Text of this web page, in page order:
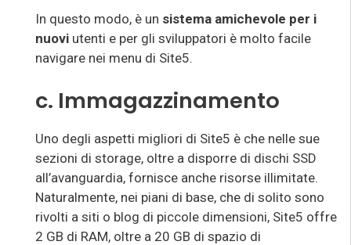
In questo modo, è un sistema amichevole per i
nuovi utenti e per gli sviluppatori è molto facile
navigare nei menu di Site5.
c. Immagazzinamento
Uno degli aspetti migliori di Site5 è che nelle sue
sezioni di storage, oltre a disporre di dischi SSD
all’avanguardia, fornisce anche risorse illimitate.
Naturalmente, nei piani di base, che di solito sono
rivolti a siti o blog di piccole dimensioni, Site5 offre
2 GB di RAM, oltre a 20 GB di spazio di